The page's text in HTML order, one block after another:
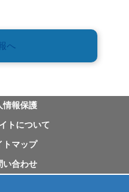
へ
情報保護
トについて
トマップ
い合わせ